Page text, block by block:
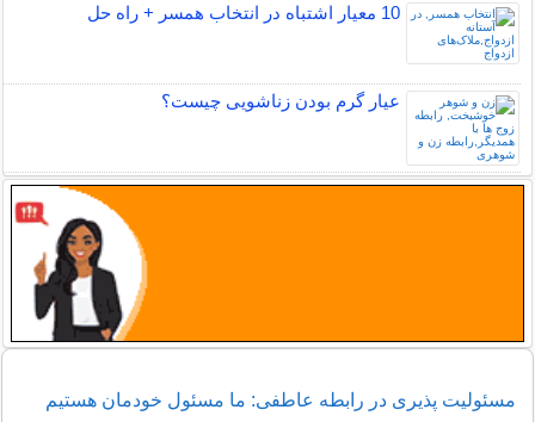
10 معیار اشتباه در انتخاب همسر + راه حل
عیار گرم بودن زناشویی چیست؟
مسئولیت پذیری در رابطه عاطفی: ما مسئول خودمان هستیم